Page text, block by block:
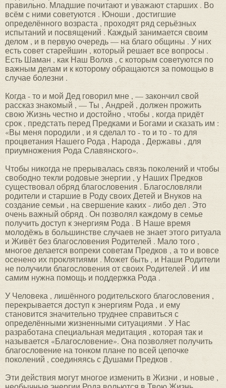
правильно. Младшие почитают и уважают старших . Во
всём с ними советуются . Юноши , достигшие
определённого возраста , проходят ряд серьёзных
испытаний и посвящений . Каждый занимается своим
делом , и в первую очередь — на благо общины . У них
есть совет старейшин , который решает все вопросы .
Есть Шаман , как Наш Волхв , с которым советуются по
важным делам и к которому обращаются за помощью в
случае болезни .
Когда - то и мой Дед говорил мне , — закончил свой
рассказ знакомый , — Ты , Андрей , должен прожить
свою Жизнь честно и достойно , чтобы , когда придёт
срок , предстать перед Предками и Богами и сказать им :
«Вы меня породили , и я сделал то - то и то - то для
процветания Нашего Рода , Народа , Державы , для
приумножения Рода Славянского».
Чтобы никогда не прерывалась связь поколений и чтобы
свободно текли родовые энергии , у Наших Предков
существовал обряд благословения . Благословляли
родители и старшие в Роду своих Детей и Внуков на
создание семьи , на свершение каких - либо дел . Это
очень важный обряд . Он позволял каждому в семье
получить доступ к энергиям Рода . В Наше время
молодёжь в большинстве случаев не знает этого ритуала
и Живёт без благословения Родителей . Мало того ,
многое делается вопреки советам Предков , а то и вовсе
осенено их проклятиями . Может быть , и Наши Родители
не получили благословения от своих Родителей . И им
самим нужна помощь и поддержка Рода .
У Человека , лишённого родительского благословения ,
перекрывается доступ к энергиям Рода , и ему
становится значительно труднее справиться с
определёнными жизненными ситуациями . У Нас
разработана специальная медитация , которая так и
называется «Благословение». Она позволяет получить
благословение на тонком плане по всей цепочке
поколений , соединяясь с Душами Предков .
Эти действия могут многое изменить в Жизни , и новые ,